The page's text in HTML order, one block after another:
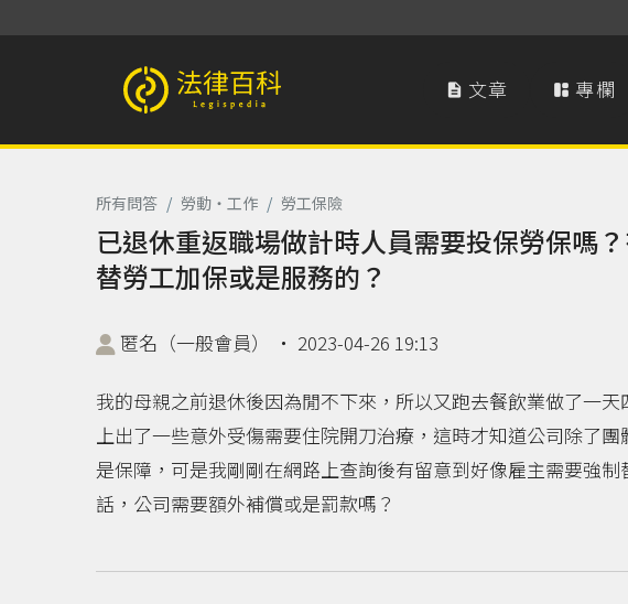
法律百科 Legispedia  文章  專欄
所有問答 / 勞動‧工作 / 勞工保險
已退休重返職場做計時人員需要投保勞保嗎
替勞工加保或是服務的？
匿名（一般會員） ‧ 2023-04-26 19:13
我的母親之前退休後因為閒不下來，所以又跑去餐飲業做了一
上出了一些意外受傷需要住院開刀治療，這時才知道公司除了
是保障，可是我剛剛在網路上查詢後有留意到好像雇主需要強
話，公司需要額外補償或是罰款嗎？